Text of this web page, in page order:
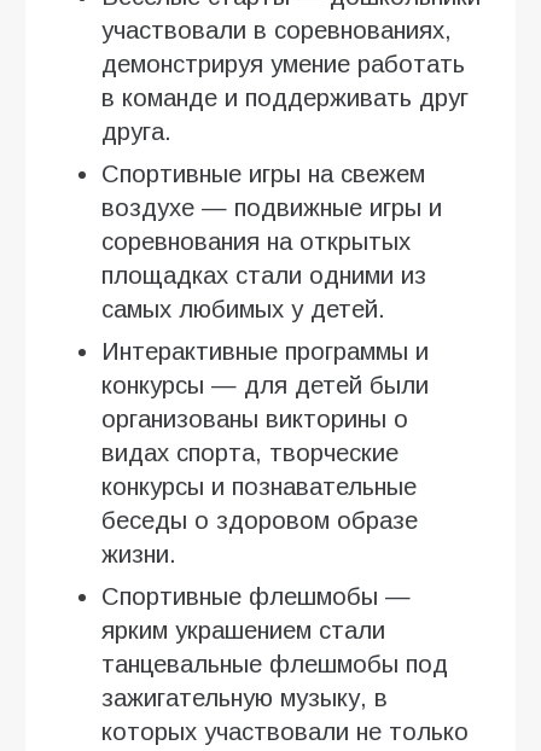
участвовали в соревнованиях,
демонстрируя умение работать
в команде и поддерживать друг
друга.
Спортивные игры на свежем
воздухе — подвижные игры и
соревнования на открытых
площадках стали одними из
самых любимых у детей.
Интерактивные программы и
конкурсы — для детей были
организованы викторины о
видах спорта, творческие
конкурсы и познавательные
беседы о здоровом образе
жизни.
Спортивные флешмобы —
ярким украшением стали
танцевальные флешмобы под
зажигательную музыку, в
которых участвовали не только